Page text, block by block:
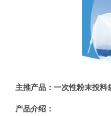
主推产品：一次性粉末投料
产品介绍：